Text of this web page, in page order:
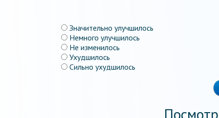
Значительно улучшилось
Немного улучшилось
Не изменилось
Ухудшилось
Сильно ухудшилось